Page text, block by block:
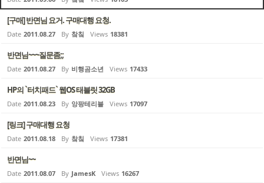
[구매] 반면님 요거. 구매대행 요청.
Date 2011.08.27 By 챀칰 Views 18381
반면님~~~질문좀;;
Date 2011.08.27 By 비행곰소년 Views 17433
HP의 `터치패드` 웹OS 태블릿 32GB
Date 2011.08.23 By 앙팡테리블 Views 17097
[링크] 구매대행 요청
Date 2011.08.18 By 챀칰 Views 17381
반면님~~
Date 2011.08.07 By JamesK Views 16267